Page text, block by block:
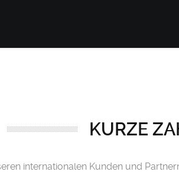
KURZE
internationalen Kunden und